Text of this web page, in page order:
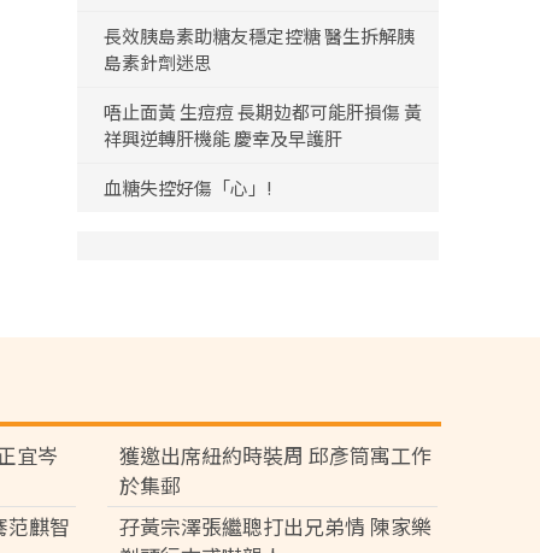
長效胰島素助糖友穩定控糖 醫生拆解胰
島素針劑迷思
唔止面黃 生痘痘 長期攰都可能肝損傷 黃
祥興逆轉肝機能 慶幸及早護肝
血糖失控好傷「心」!
宜岑
獲邀出席紐約時裝周 邱彥筒寓工作
於集郵
范麒智
孖黃宗澤張繼聰打出兄弟情 陳家樂